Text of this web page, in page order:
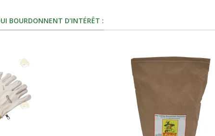
BOURDONNENT D’INTÉRÊT :